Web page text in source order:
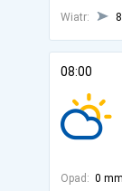
Wiatr:
08:00
Opad: 0 mm